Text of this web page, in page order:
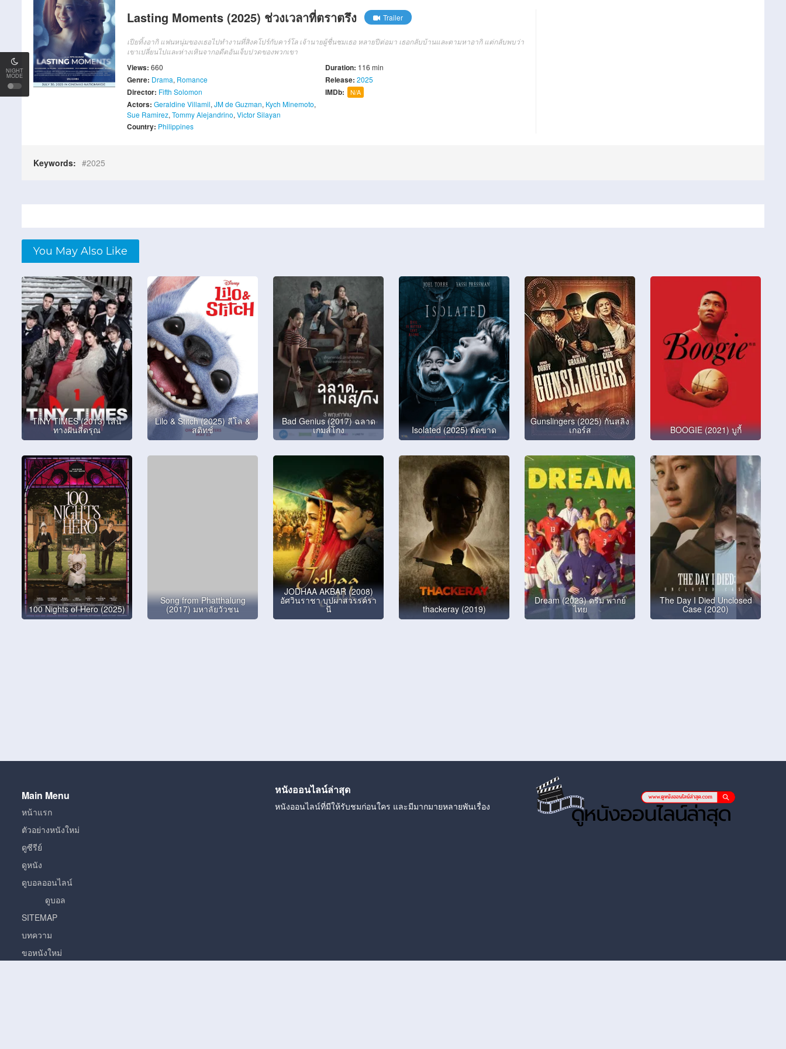
NIGHT
MODE
Lasting Moments (2025) ช่วงเวลาที่ตราตรึง Trailer
เปียทิ้งอากิ แฟนหนุ่มของเธอไปทำงานที่สิงคโปร์กับคาร์โล เจ้านายผู้ชื่นชมเธอ หลายปีต่อมา เธอกลับบ้านและตามหาอากิ แต่กลับพบว่า
เขาเปลี่ยนไปและห่างเหินจากอดีตอันเจ็บปวดของพวกเขา
Views: 660
Genre: Drama, Romance
Director: Fifth Solomon
Actors: Geraldine Villamil, JM de Guzman, Kych Minemoto,
Sue Ramirez, Tommy Alejandrino, Victor Silayan
Country: Philippines
Duration: 116 min
Release:2025
IMDb: N/A
Keywords: 2025
You May Also Like
TINY TIMES (2013) เส้น
ทางฝันสี่ดรุณ
Lilo & Stitch (2025) ลีโล &
สติทช์
Bad Genius (2017) ฉลาด
เกมส์โกง Isolated (2025) ตัดขาด
Gunslingers (2025) กันสลิง
เกอร์ส BOOGIE (2021) บูกี้
100 Nights of Hero (2025)
Song from Phatthalung
(2017) มหาลัยวัวชน
JODHAA AKBAR (2008)
อัศวินราชา บุปผาสวรรค์รา
นี thackeray (2019)
Dream (2023) ดรีม พากย์
ไทย
The Day I Died Unclosed
Case (2020)
Main Menu
หน้าแรก
ตัวอย่างหนังใหม่
ดูซีรีย์
ดูหนัง
ดูบอลออนไลน์
ดูบอล
SITEMAP
บทความ
ขอหนังใหม่
หนังออนไลน์ล่าสุด
หนังออนไลน์ที่มีให้รับชมก่อนใคร และมีมากมายหลายพันเรื่อง